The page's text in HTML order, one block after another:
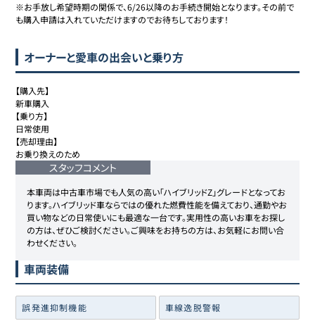
※お手放し希望時期の関係で、6/26以降のお手続き開始となります。その前で
も購入申請は入れていただけますのでお待ちしております！
オーナーと愛車の出会いと乗り方
【購入先】
新車購入
【乗り方】
日常使用
【売却理由】
お乗り換えのため
スタッフコメント
本車両は中古車市場でも人気の高い「ハイブリッドZ」グレードとなってお
ります。ハイブリッド車ならではの優れた燃費性能を備えており、通勤やお
買い物などの日常使いにも最適な一台です。実用性の高いお車をお探し
の方は、ぜひご検討ください。ご興味をお持ちの方は、お気軽にお問い合
わせください。
車両装備
誤発進抑制機能 車線逸脱警報